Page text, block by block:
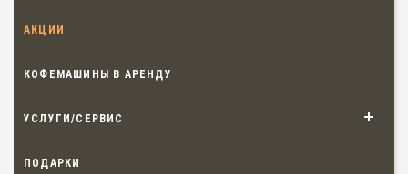
АКЦИИ
КОФЕМАШИНЫ В АРЕНДУ
УСЛУГИ/СЕРВИС
ПОДАРКИ